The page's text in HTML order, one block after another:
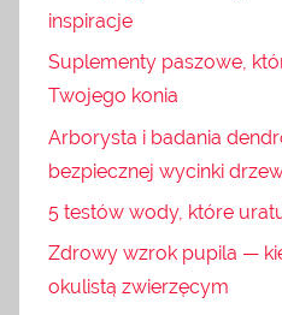
inspiracje
Suplementy paszowe,
Twojego konia
Arborysta i badania
bezpiecznej wycinki
5 testów wody, które
Zdrowy wzrok pupila —
okulistą zwierzęcym